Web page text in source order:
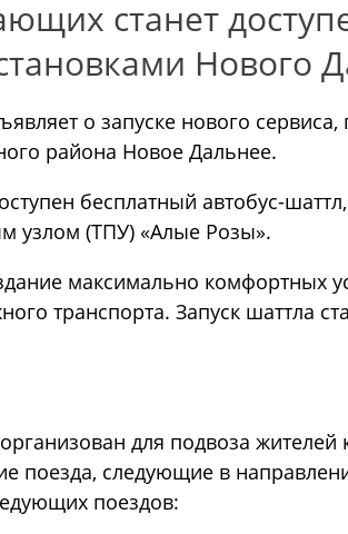
станет
Нового
о запуске нового
района Новое Дальнее.
бесплатный автобус-
узлом (ТПУ) «Алые Розы».
максимально комфортных
транспорта. Запуск шаттла
для подвоза
поезда, следующие в
поездов: